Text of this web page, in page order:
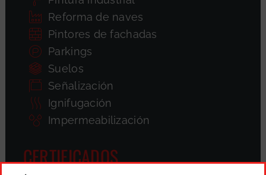
Reforma de naves
Pintores de fachadas
Parkings
Suelos
Señalización
Ignifugación
Impermeabilización
CERTIFICADOS